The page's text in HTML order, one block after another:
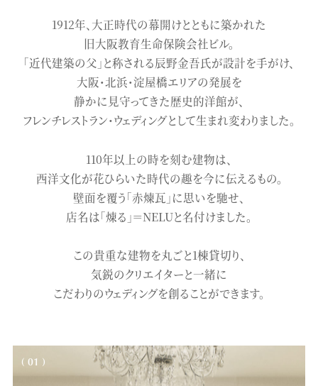
1912年、大正時代の幕開けとともに築かれた
旧大阪教育生命保険会社ビル。
「近代建築の父」と称される辰野金吾氏が設計を手がけ、
大阪・北浜・淀屋橋エリアの発展を
静かに見守ってきた歴史的洋館が、
フレンチレストラン･ウェディングとして生まれ変わりました。
110年以上の時を刻む建物は、
西洋文化が花ひらいた時代の趣を今に伝えるもの。
壁面を覆う「赤煉瓦」に思いを馳せ、
店名は「煉る」＝NELUと名付けました。
この貴重な建物を丸ごと1棟貸切り、
気鋭のクリエイターと一緒に
こだわりのウェディングを創ることができます。
( 01 )